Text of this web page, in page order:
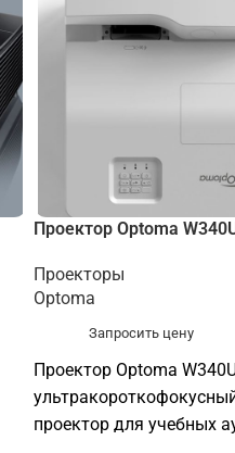
Проектор Optoma
Проекторы
Optoma
Запросить цену
Проектор Optoma
проектор для учебных